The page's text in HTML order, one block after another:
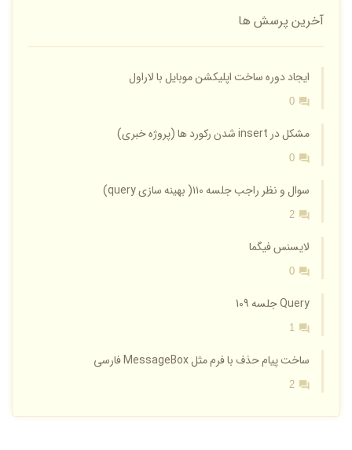
آخرین پرسش ها
ایجاد دوره ساخت اپلیکشن موبایل با لاراول
0
مشکل در insert شدن رکورد ها (پروژه خبری)
0
سوال و نظر راجب جلسه ۱۱۰( بهینه سازی query)
2
لایسنس فیگما
0
Query جلسه 109
1
ساخت پیام حذف با فرم مثل MessageBox فارسی
2